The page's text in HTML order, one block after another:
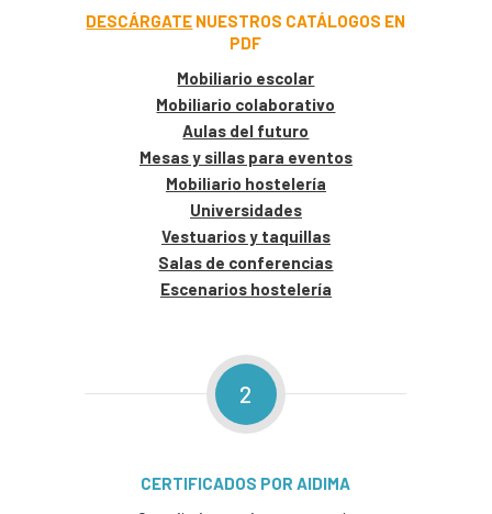
DESCÁRGATE NUESTROS CATÁLOGOS EN
PDF
Mobiliario escolar
Mobiliario colaborativo
Aulas del futuro
Mesas y sillas para eventos
Mobiliario hostelería
Universidades
Vestuarios y taquillas
Salas de conferencias
Escenarios hostelería
2
CERTIFICADOS POR AIDIMA